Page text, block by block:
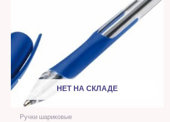
НЕТ НА СКЛАДЕ
Ручки шариковые